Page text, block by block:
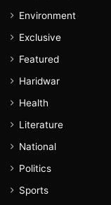
Environment
Exclusive
Featured
Haridwar
Health
Literature
National
Politics
Sports